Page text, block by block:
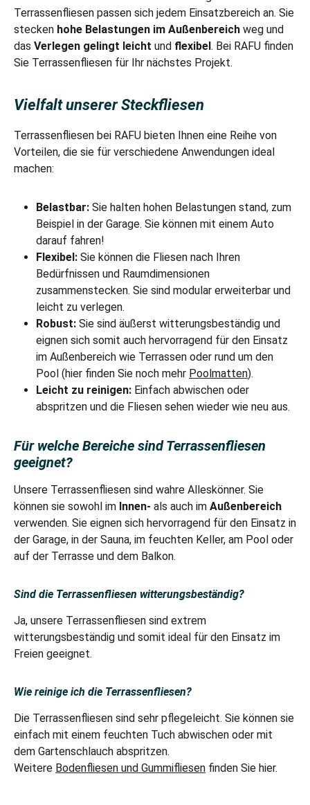
Terrassenfliesen passen sich jedem Einsatzbereich an. Sie
stecken hohe Belastungen im Außenbereich weg und
das Verlegen gelingt leicht und flexibel. Bei RAFU finden
Sie Terrassenfliesen für Ihr nächstes Projekt.
Vielfalt unserer Steckfliesen
Terrassenfliesen bei RAFU bieten Ihnen eine Reihe von
Vorteilen, die sie für verschiedene Anwendungen ideal
machen:
Belastbar: Sie halten hohen Belastungen stand, zum
Beispiel in der Garage. Sie können mit einem Auto
darauf fahren!
Flexibel: Sie können die Fliesen nach Ihren
Bedürfnissen und Raumdimensionen
zusammenstecken. Sie sind modular erweiterbar und
leicht zu verlegen.
Robust: Sie sind äußerst witterungsbeständig und
eignen sich somit auch hervorragend für den Einsatz
im Außenbereich wie Terrassen oder rund um den
Pool (hier finden Sie noch mehr Poolmatten).
Leicht zu reinigen: Einfach abwischen oder
abspritzen und die Fliesen sehen wieder wie neu aus.
Für welche Bereiche sind Terrassenfliesen
geeignet?
Unsere Terrassenfliesen sind wahre Alleskönner. Sie
können sie sowohl im Innen- als auch im Außenbereich
verwenden. Sie eignen sich hervorragend für den Einsatz in
der Garage, in der Sauna, im feuchten Keller, am Pool oder
auf der Terrasse und dem Balkon.
Sind die Terrassenfliesen witterungsbeständig?
Ja, unsere Terrassenfliesen sind extrem
witterungsbeständig und somit ideal für den Einsatz im
Freien geeignet.
Wie reinige ich die Terrassenfliesen?
Die Terrassenfliesen sind sehr pflegeleicht. Sie können sie
einfach mit einem feuchten Tuch abwischen oder mit
dem Gartenschlauch abspritzen.
Weitere Bodenfliesen und Gummifliesen finden Sie hier.